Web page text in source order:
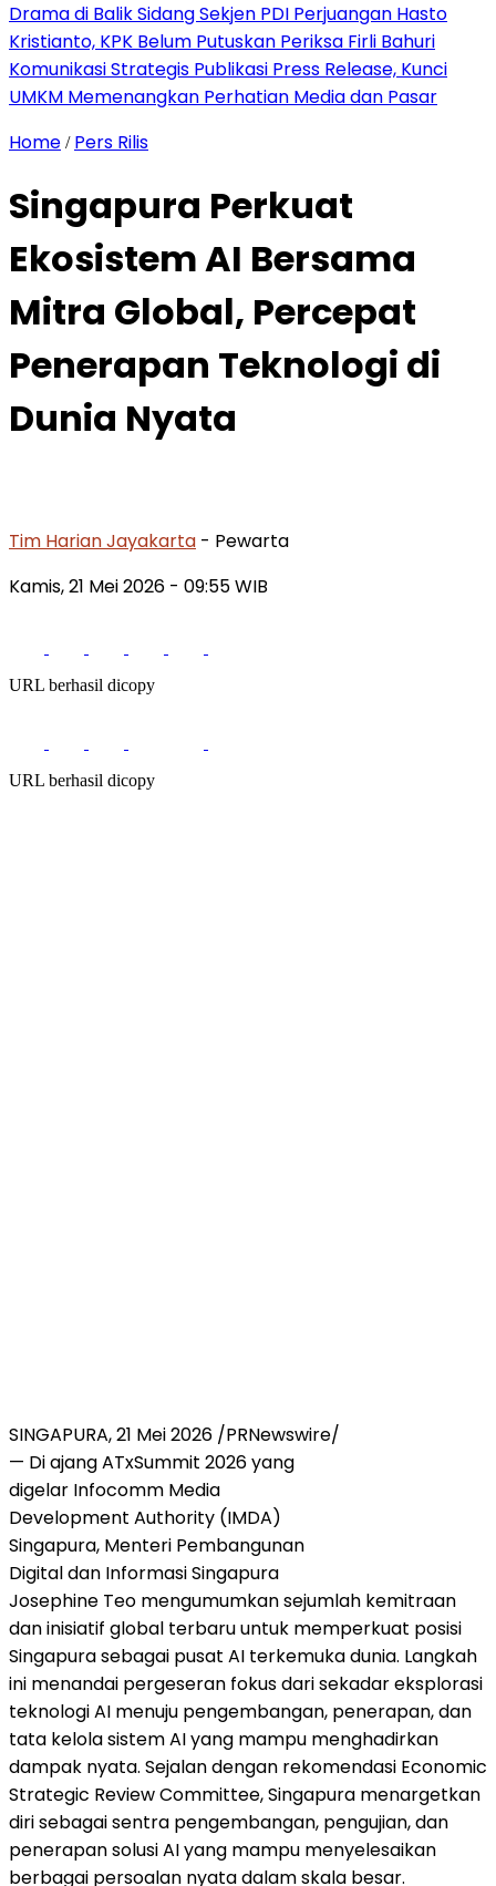
Drama di Balik Sidang Sekjen PDI Perjuangan Hasto
Kristianto, KPK Belum Putuskan Periksa Firli Bahuri
Komunikasi Strategis Publikasi Press Release, Kunci
UMKM Memenangkan Perhatian Media dan Pasar
Home / Pers Rilis
Singapura Perkuat
Ekosistem AI Bersama
Mitra Global, Percepat
Penerapan Teknologi di
Dunia Nyata
Tim Harian Jayakarta - Pewarta
Kamis, 21 Mei 2026 - 09:55 WIB
URL berhasil dicopy
URL berhasil dicopy
SINGAPURA, 21 Mei 2026 /PRNewswire/
— Di ajang ATxSummit 2026 yang
digelar Infocomm Media
Development Authority (IMDA)
Singapura, Menteri Pembangunan
Digital dan Informasi Singapura
Josephine Teo mengumumkan sejumlah kemitraan
dan inisiatif global terbaru untuk memperkuat posisi
Singapura sebagai pusat AI terkemuka dunia. Langkah
ini menandai pergeseran fokus dari sekadar eksplorasi
teknologi AI menuju pengembangan, penerapan, dan
tata kelola sistem AI yang mampu menghadirkan
dampak nyata. Sejalan dengan rekomendasi Economic
Strategic Review Committee, Singapura menargetkan
diri sebagai sentra pengembangan, pengujian, dan
penerapan solusi AI yang mampu menyelesaikan
berbagai persoalan nyata dalam skala besar.